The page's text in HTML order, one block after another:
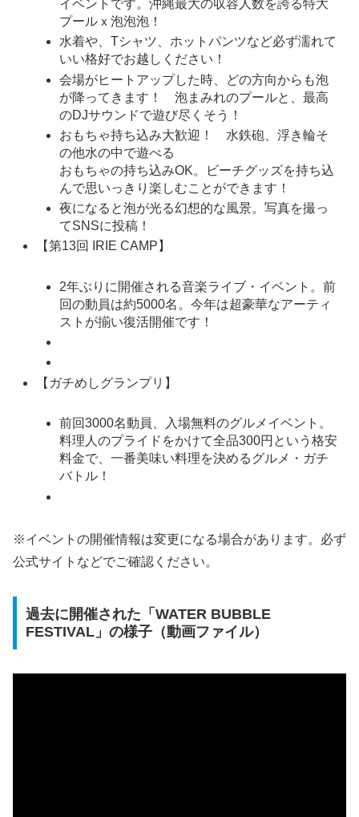
イベントです。沖縄最大の収容人数を誇る特大
プールｘ泡泡泡！
水着や、Tシャツ、ホットパンツなど必ず濡れて
いい格好でお越しください！
会場がヒートアップした時、どの方向からも泡
が降ってきます！ 泡まみれのプールと、最高
のDJサウンドで遊び尽くそう！
おもちゃ持ち込み大歓迎！ 水鉄砲、浮き輪そ
の他水の中で遊べる
おもちゃの持ち込みOK。ビーチグッズを持ち込
んで思いっきり楽しむことができます！
夜になると泡が光る幻想的な風景。写真を撮っ
てSNSに投稿！
【第13回 IRIE CAMP】
2年ぶりに開催される音楽ライブ・イベント。前
回の動員は約5000名。今年は超豪華なアーティ
ストが揃い復活開催です！
【ガチめしグランプリ】
前回3000名動員、入場無料のグルメイベント。
料理人のプライドをかけて全品300円という格安
料金で、一番美味い料理を決めるグルメ・ガチ
バトル！
※イベントの開催情報は変更になる場合があります。必ず
公式サイトなどでご確認ください。
過去に開催された「WATER BUBBLE
FESTIVAL」の様子（動画ファイル）